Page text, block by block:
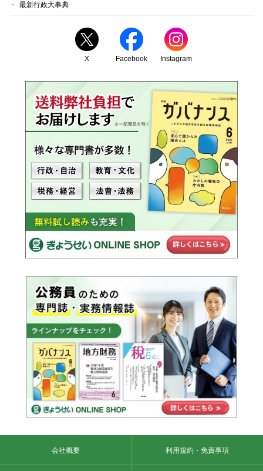
最新行政大事典
X Facebook Instagram
会社概要 利用規約・免責事項